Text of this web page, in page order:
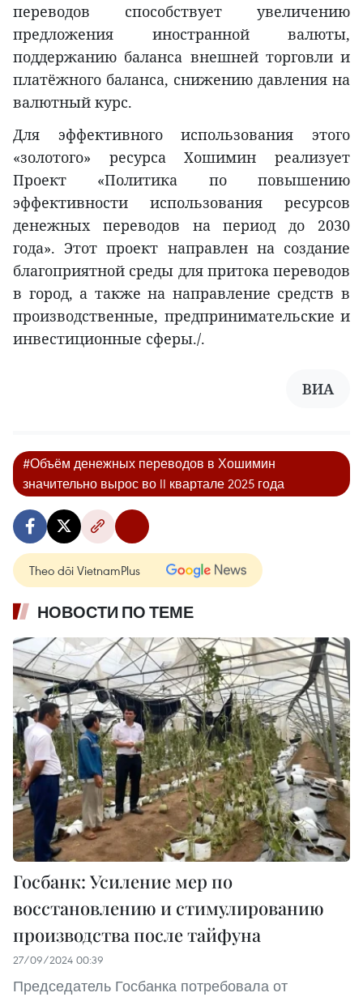
переводов способствует увеличению
предложения иностранной валюты,
поддержанию баланса внешней торговли и
платёжного баланса, снижению давления на
валютный курс.
Для эффективного использования этого
«золотого» ресурса Хошимин реализует
Проект «Политика по повышению
эффективности использования ресурсов
денежных переводов на период до 2030
года». Этот проект направлен на создание
благоприятной среды для притока переводов
в город, а также на направление средств в
производственные, предпринимательские и
инвестиционные сферы./.
ВИА
#Объём денежных переводов в Хошимин
значительно вырос во II квартале 2025 года
Theo dõi VietnamPlus
НОВОСТИ ПО ТЕМЕ
Госбанк: Усиление мер по
восстановлению и стимулированию
производства после тайфуна
27/09/2024 00:39
Председатель Госбанка потребовала от